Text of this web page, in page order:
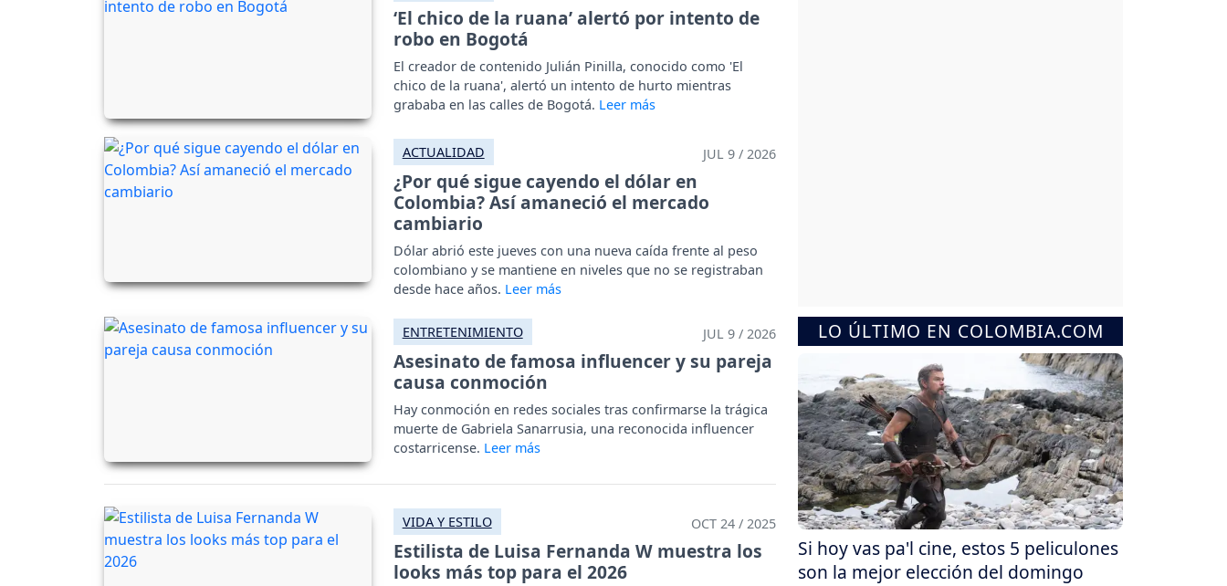
‘El chico de la ruana’ alertó por intento de
robo en Bogotá
El creador de contenido Julián Pinilla, conocido como 'El
chico de la ruana', alertó un intento de hurto mientras
grababa en las calles de Bogotá.
ACTUALIDAD JUL 9 / 2026
¿Por qué sigue cayendo el dólar en
Colombia? Así amaneció el mercado
cambiario
Dólar abrió este jueves con una nueva caída frente al peso
colombiano y se mantiene en niveles que no se registraban
desde hace años.
ENTRETENIMIENTO JUL 9 / 2026
Asesinato de famosa influencer y su pareja
causa conmoción
Hay conmoción en redes sociales tras confirmarse la trágica
muerte de Gabriela Sanarrusia, una reconocida influencer
costarricense.
VIDA Y ESTILO OCT 24 / 2025
Estilista de Luisa Fernanda W muestra los
looks más top para el 2026
LO ÚLTIMO EN COLOMBIA.COM
Si hoy vas pa'l cine, estos 5 peliculones
son la mejor elección del domingo